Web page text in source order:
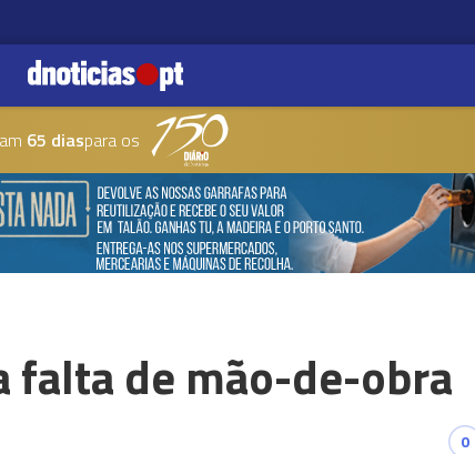
65 diaspara os
falta de mão-de-obra
0